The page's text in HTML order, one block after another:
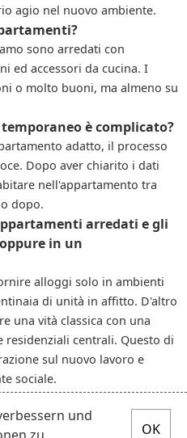
agio nel nuovo ambiente.
sono arredati con
ed accessori da cucina. I
o molto buoni, ma almeno su
è complicato?
adatto, il processo
Dopo aver chiarito i dati
nell'appartamento tra
dopo.
arredati e gli
in un
alloggi solo in ambienti
di unità in affitto. D'altro
una vità classica con una
residenziali centrali. Questo di
sul nuovo lavoro e
sociale.
und